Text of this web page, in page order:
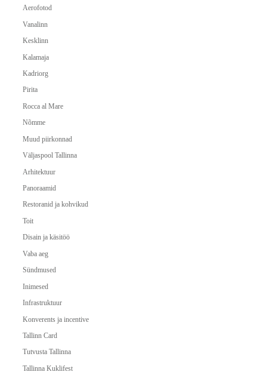
Aerofotod
Vanalinn
Kesklinn
Kalamaja
Kadriorg
Pirita
Rocca al Mare
Nõmme
Muud piirkonnad
Väljaspool Tallinna
Arhitektuur
Panoraamid
Restoranid ja kohvikud
Toit
Disain ja käsitöö
Vaba aeg
Sündmused
Inimesed
Infrastruktuur
Konverents ja incentive
Tallinn Card
Tutvusta Tallinna
Tallinna Kuklifest